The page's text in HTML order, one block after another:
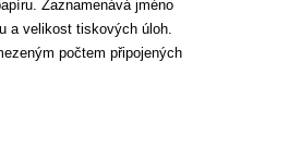
Zaznamenává jméno
a velikost tiskových úloh.
počtem připojených